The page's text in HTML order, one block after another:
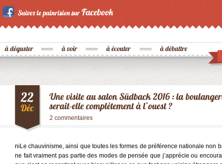
2 commentaires
niLe chauvinisme, ainsi que toutes les formes de préférence nationale non
ne fait vraiment pas partie des modes de pensée que j’apprécie ou